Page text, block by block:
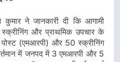
ने जानकारी दी कि आगामी
और प्राथमिक उपचार के
(एमआरपी) और 50 स्क्रीनिंग
में जनपद में 3 एमआरपी और 5